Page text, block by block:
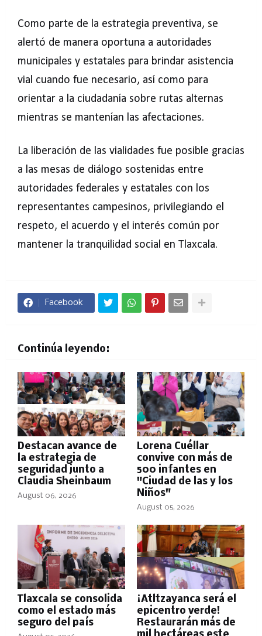
Como parte de la estrategia preventiva, se
alertó de manera oportuna a autoridades
municipales y estatales para brindar asistencia
vial cuando fue necesario, así como para
orientar a la ciudadanía sobre rutas alternas
mientras se mantenían las afectaciones.
La liberación de las vialidades fue posible gracias
a las mesas de diálogo sostenidas entre
autoridades federales y estatales con los
representantes campesinos, privilegiando el
respeto, el acuerdo y el interés común por
mantener la tranquilidad social en Tlaxcala.
Facebook
Continúa leyendo:
Destacan avance de
la estrategia de
seguridad junto a
Claudia Sheinbaum
August 06, 2026
Lorena Cuéllar
convive con más de
500 infantes en
"Ciudad de las y los
Niños"
August 05, 2026
Tlaxcala se consolida
como el estado más
seguro del país
¡Atltzayanca será el
epicentro verde!
Restaurarán más de